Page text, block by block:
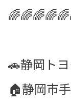
🚗静岡ト
🏠静岡市